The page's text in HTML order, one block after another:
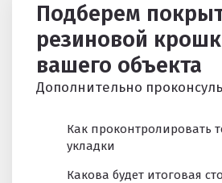
Подберем
резиновой
вашего объекта
Дополнительно
Как проконтролировать
укладки
Какова будет итоговая